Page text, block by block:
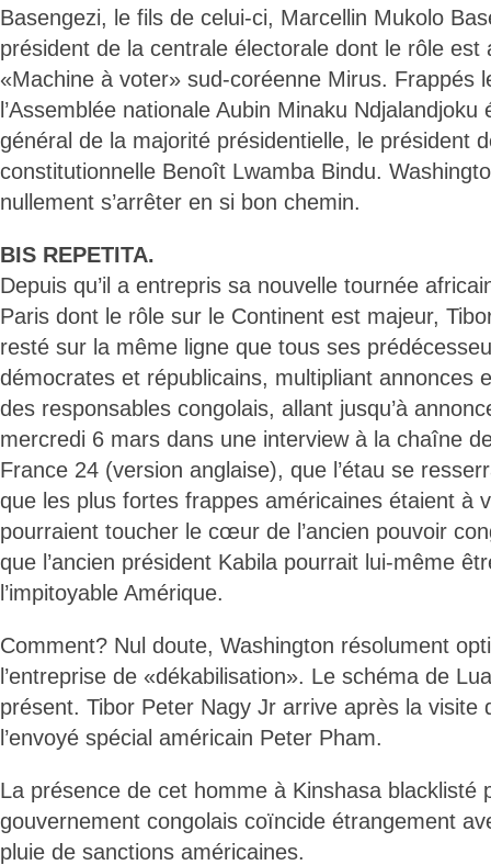
Basengezi, le fils de celui-ci, Marcellin Mukolo
président de la centrale électorale dont le rôle est
«Machine à voter» sud-coréenne Mirus. Frappés
l’Assemblée nationale Aubin Minaku
général de la majorité présidentielle, le président
constitutionnelle Benoît Lwamba Bindu.
nullement s’arrêter en si bon chemin.
BIS REPETITA.
Depuis qu’il a entrepris sa nouvelle tournée
Paris dont le rôle sur le Continent est majeur,
resté sur la même ligne que tous ses
démocrates et républicains, multipliant annonces
des responsables congolais, allant jusqu’à
mercredi 6 mars dans une interview à la chaîne
France 24 (version anglaise), que l’étau se
que les plus fortes frappes américaines étaient à
pourraient toucher le cœur de l’ancien pouvoir
que l’ancien président Kabila pourrait lui-même
l’impitoyable Amérique.
Comment? Nul doute, Washington résolument
l’entreprise de «dékabilisation». Le schéma de
présent. Tibor Peter Nagy Jr arrive après la visite
l’envoyé spécial américain Peter Pham.
La présence de cet homme à Kinshasa blacklisté
gouvernement congolais coïncide étrangement
pluie de sanctions américaines.